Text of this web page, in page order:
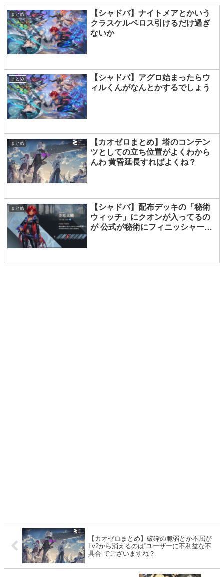
まとめ
【シャドバ】ナイトメアとかいう
クラスケルベロス引けるだけ過ぎ
ないか
まとめ
【シャドバ】アグロ始まったらウ
ィルくんがなんとかするでしょう
まとめ
【カオゼロまとめ】塔のコンテン
ツとしての立ち位置がよくわから
んわ 黄昏延長すればよくね？
まとめ
【シャドバ】配布デッキの「秘術
ウィッチ」にクオンが入ってるの
が 公式が秘術にフィニッシャー足
【カオゼロまとめ】破砕の脆弱とか不屈が
Lv2から消えるのは”ユーザーに不利益な不
具合”でございますね？